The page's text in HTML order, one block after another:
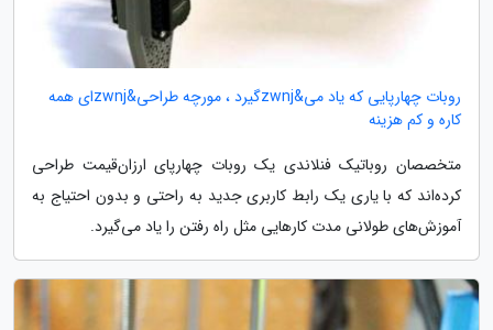
روبات چهارپایی که یاد می&zwnjگیرد ، مورچه طراحی&zwnjای همه
کاره و کم هزینه
متخصصان روباتیک فنلاندی یک روبات چهارپای ارزان‌قیمت طراحی
کرده‌اند که با یاری یک رابط کاربری جدید به راحتی و بدون احتیاج به
آموزش‌های طولانی مدت کار‌هایی مثل راه رفتن را یاد می‌گیرد.